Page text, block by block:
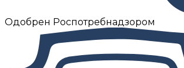
Одобрен Роспотребнадзором